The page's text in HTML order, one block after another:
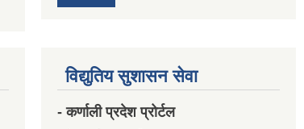
विद्युतिय सुशासन सेवा
- कर्णाली प्रदेश प्रोर्टल